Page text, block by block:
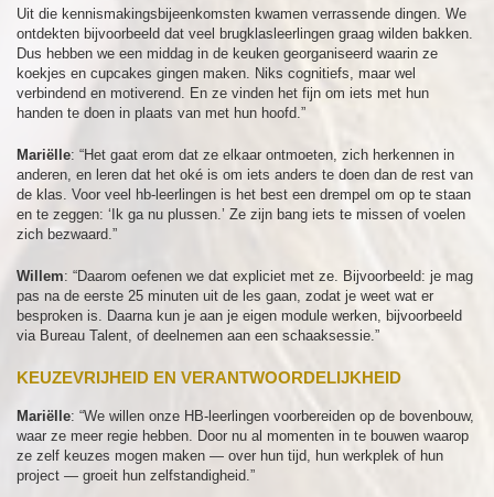
Uit die kennismakingsbijeenkomsten kwamen verrassende dingen. We
ontdekten bijvoorbeeld dat veel brugklasleerlingen graag wilden bakken.
Dus hebben we een middag in de keuken georganiseerd waarin ze
koekjes en cupcakes gingen maken. Niks cognitiefs, maar wel
verbindend en motiverend. En ze vinden het fijn om iets met hun
handen te doen in plaats van met hun hoofd.”
Mariëlle: “Het gaat erom dat ze elkaar ontmoeten, zich herkennen in
anderen, en leren dat het oké is om iets anders te doen dan de rest van
de klas. Voor veel hb-leerlingen is het best een drempel om op te staan
en te zeggen: ‘Ik ga nu plussen.’ Ze zijn bang iets te missen of voelen
zich bezwaard.”
Willem: “Daarom oefenen we dat expliciet met ze. Bijvoorbeeld: je mag
pas na de eerste 25 minuten uit de les gaan, zodat je weet wat er
besproken is. Daarna kun je aan je eigen module werken, bijvoorbeeld
via Bureau Talent, of deelnemen aan een schaaksessie.”
KEUZEVRIJHEID EN VERANTWOORDELIJKHEID
Mariëlle: “We willen onze HB-leerlingen voorbereiden op de bovenbouw,
waar ze meer regie hebben. Door nu al momenten in te bouwen waarop
ze zelf keuzes mogen maken — over hun tijd, hun werkplek of hun
project — groeit hun zelfstandigheid.”